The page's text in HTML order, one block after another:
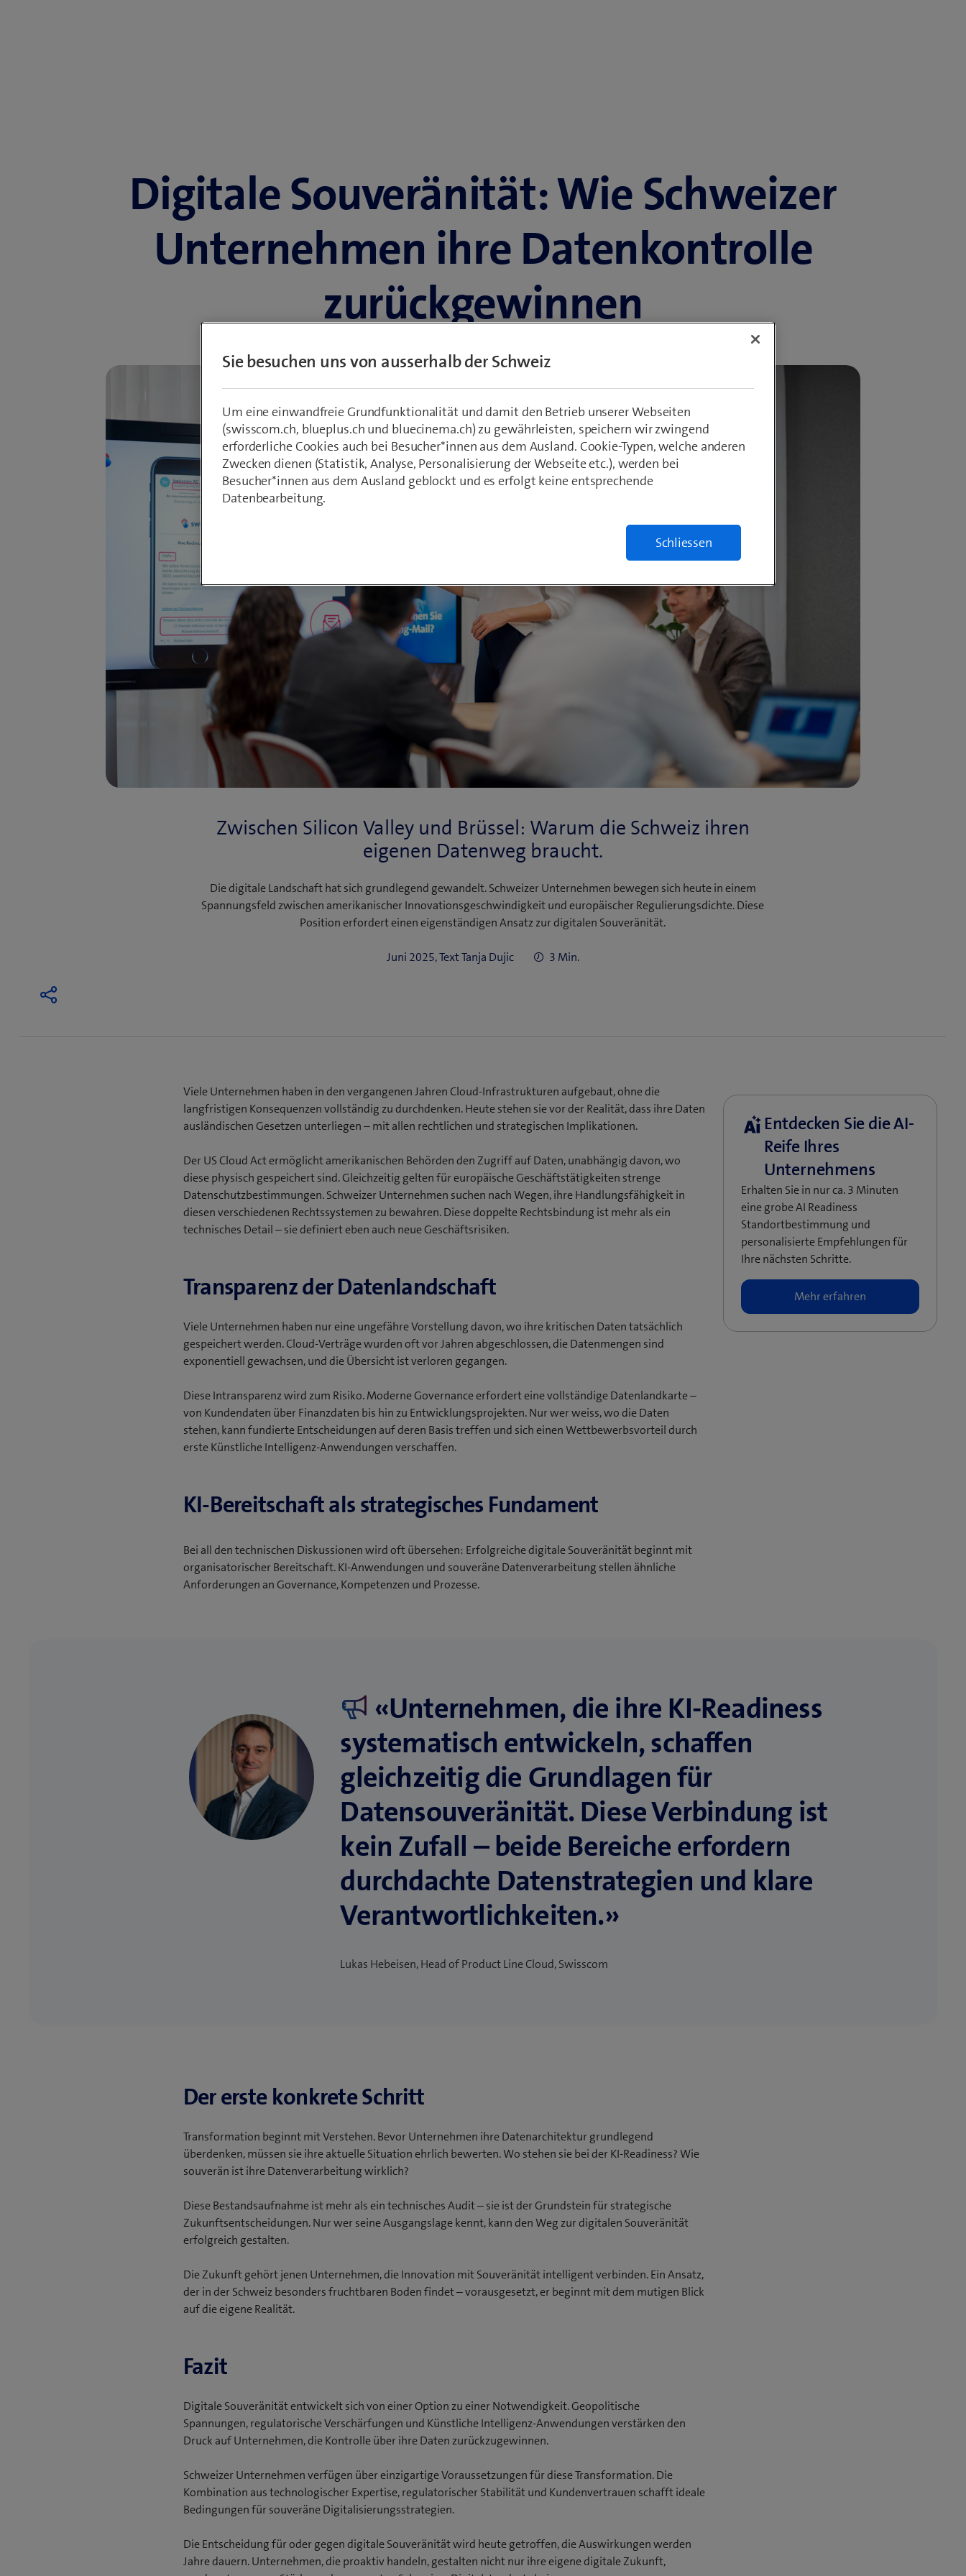
Digitale Souveränität: Wie Schweizer
Unternehmen ihre Datenkontrolle
zurückgewinnen
Zwischen Silicon Valley und Brüssel: Warum die Schweiz ihren
eigenen Datenweg braucht.
Die digitale Landschaft hat sich grundlegend gewandelt. Schweizer Unternehmen bewegen sich heute in einem
Spannungsfeld zwischen amerikanischer Innovationsgeschwindigkeit und europäischer Regulierungsdichte. Diese
Position erfordert einen eigenständigen Ansatz zur digitalen Souveränität.
Juni 2025, Text Tanja Dujic 3 Min.
Viele Unternehmen haben in den vergangenen Jahren Cloud-Infrastrukturen aufgebaut, ohne die
langfristigen Konsequenzen vollständig zu durchdenken. Heute stehen sie vor der Realität, dass ihre Daten
ausländischen Gesetzen unterliegen – mit allen rechtlichen und strategischen Implikationen.
Der US Cloud Act ermöglicht amerikanischen Behörden den Zugriff auf Daten, unabhängig davon, wo
diese physisch gespeichert sind. Gleichzeitig gelten für europäische Geschäftstätigkeiten strenge
Datenschutzbestimmungen. Schweizer Unternehmen suchen nach Wegen, ihre Handlungsfähigkeit in
diesen verschiedenen Rechtssystemen zu bewahren. Diese doppelte Rechtsbindung ist mehr als ein
technisches Detail – sie definiert eben auch neue Geschäftsrisiken.
Transparenz der Datenlandschaft
Viele Unternehmen haben nur eine ungefähre Vorstellung davon, wo ihre kritischen Daten tatsächlich
gespeichert werden. Cloud-Verträge wurden oft vor Jahren abgeschlossen, die Datenmengen sind
exponentiell gewachsen, und die Übersicht ist verloren gegangen.
Diese Intransparenz wird zum Risiko. Moderne Governance erfordert eine vollständige Datenlandkarte –
von Kundendaten über Finanzdaten bis hin zu Entwicklungsprojekten. Nur wer weiss, wo die Daten
stehen, kann fundierte Entscheidungen auf deren Basis treffen und sich einen Wettbewerbsvorteil durch
erste Künstliche Intelligenz-Anwendungen verschaffen.
Erhalten Sie in nur ca. 3 Minuten
eine grobe AI Readiness
Standortbestimmung und
personalisierte Empfehlungen für
Ihre nächsten Schritte.
KI-Bereitschaft als strategisches Fundament
Bei all den technischen Diskussionen wird oft übersehen: Erfolgreiche digitale Souveränität beginnt mit
organisatorischer Bereitschaft. KI-Anwendungen und souveräne Datenverarbeitung stellen ähnliche
Anforderungen an Governance, Kompetenzen und Prozesse.
«Unternehmen, die ihre KI-Readiness
systematisch entwickeln, schaffen
gleichzeitig die Grundlagen für
Datensouveränität. Diese Verbindung ist
kein Zufall – beide Bereiche erfordern
durchdachte Datenstrategien und klare
Verantwortlichkeiten.»
Lukas Hebeisen, Head of Product Line Cloud, Swisscom
Der erste konkrete Schritt
Transformation beginnt mit Verstehen. Bevor Unternehmen ihre Datenarchitektur grundlegend
überdenken, müssen sie ihre aktuelle Situation ehrlich bewerten. Wo stehen sie bei der KI-Readiness? Wie
souverän ist ihre Datenverarbeitung wirklich?
Diese Bestandsaufnahme ist mehr als ein technisches Audit – sie ist der Grundstein für strategische
Zukunftsentscheidungen. Nur wer seine Ausgangslage kennt, kann den Weg zur digitalen Souveränität
erfolgreich gestalten.
Die Zukunft gehört jenen Unternehmen, die Innovation mit Souveränität intelligent verbinden. Ein Ansatz,
der in der Schweiz besonders fruchtbaren Boden findet – vorausgesetzt, er beginnt mit dem mutigen Blick
auf die eigene Realität.
Fazit
Digitale Souveränität entwickelt sich von einer Option zu einer Notwendigkeit. Geopolitische
Spannungen, regulatorische Verschärfungen und Künstliche Intelligenz-Anwendungen verstärken den
Druck auf Unternehmen, die Kontrolle über ihre Daten zurückzugewinnen.
Schweizer Unternehmen verfügen über einzigartige Voraussetzungen für diese Transformation. Die
Kombination aus technologischer Expertise, regulatorischer Stabilität und Kundenvertrauen schafft ideale
Bedingungen für souveräne Digitalisierungsstrategien.
Die Entscheidung für oder gegen digitale Souveränität wird heute getroffen, die Auswirkungen werden
Jahre dauern. Unternehmen, die proaktiv handeln, gestalten nicht nur ihre eigene digitale Zukunft,
Sie besuchen uns von ausserhalb der Schweiz
Um eine einwandfreie Grundfunktionalität und damit den Betrieb unserer Webseiten
(swisscom.ch, blueplus.ch und bluecinema.ch) zu gewährleisten, speichern wir zwingend
erforderliche Cookies auch bei Besucher*innen aus dem Ausland. Cookie-Typen, welche anderen
Zwecken dienen (Statistik, Analyse, Personalisierung der Webseite etc.), werden bei
Besucher*innen aus dem Ausland geblockt und es erfolgt keine entsprechende
Datenbearbeitung.
Schliessen